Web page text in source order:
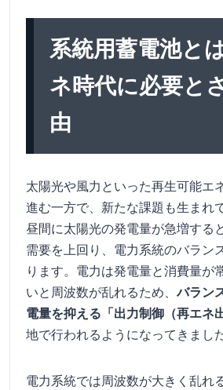
系統用蓄電池と
ネ時代に必要と
由
太陽光や風力といった再生可能エ
進む一方で、新たな課題も生まれ
昼間に太陽光の発電量が急増する
需要を上回り、電力系統のバラン
ります。電力は発電量と消費量が
いと周波数が乱れるため、バラン
電量を抑える「出力制御（再エネ
地で行われるようになってきました
電力系統では周波数が大きく乱れ